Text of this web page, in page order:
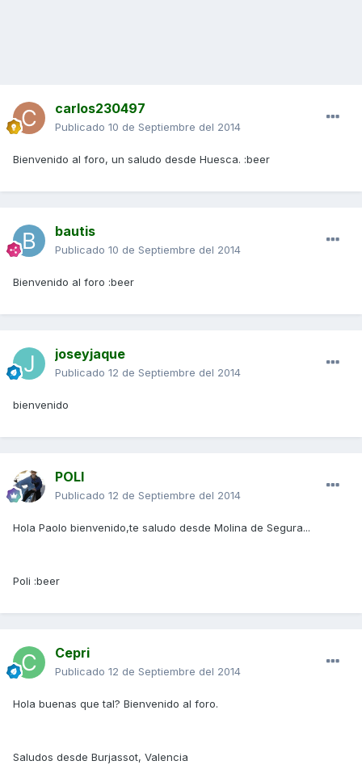
carlos230497
Publicado 10 de Septiembre del 2014
Bienvenido al foro, un saludo desde Huesca. :beer
bautis
Publicado 10 de Septiembre del 2014
Bienvenido al foro :beer
joseyjaque
Publicado 12 de Septiembre del 2014
bienvenido
POLI
Publicado 12 de Septiembre del 2014
Hola Paolo bienvenido,te saludo desde Molina de Segura...
Poli :beer
Cepri
Publicado 12 de Septiembre del 2014
Hola buenas que tal? Bienvenido al foro.
Saludos desde Burjassot, Valencia